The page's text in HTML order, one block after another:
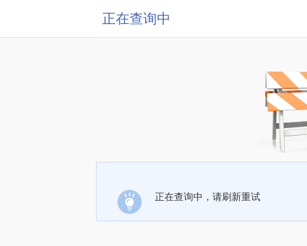
正在查询中
正在查询中，请刷新重试